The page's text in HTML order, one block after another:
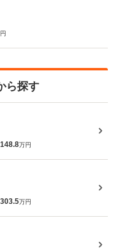
ら探す
148.8万円
303.5万円